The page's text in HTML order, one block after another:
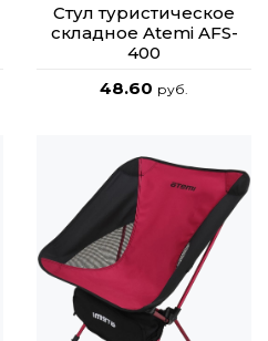
Стул туристическое
складное Atemi AFS-
400
48.60 руб.